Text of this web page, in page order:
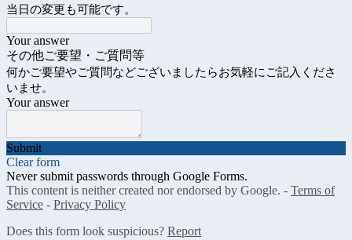
当日の変更も可能です。
Your answer
その他ご要望・ご質問等
何かご要望やご質問などございましたらお気軽にご記入くださ
いませ。
Your answer
Submit
Clear form
Never submit passwords through Google Forms.
This content is neither created nor endorsed by Google. - Terms of
Service - Privacy Policy
Does this form look suspicious? Report